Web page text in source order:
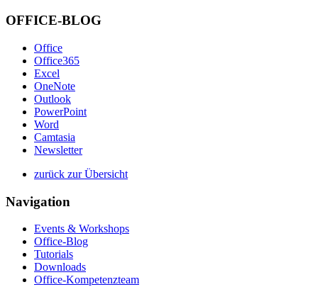
OFFICE-BLOG
Office
Office365
Excel
OneNote
Outlook
PowerPoint
Word
Camtasia
Newsletter
zurück zur Übersicht
Navigation
Events & Workshops
Office-Blog
Tutorials
Downloads
Office-Kompetenzteam